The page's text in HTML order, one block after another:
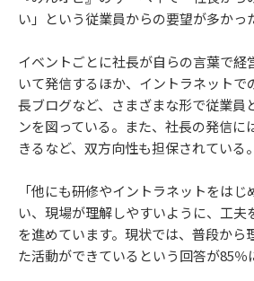
い」という従業員からの要望が多かっ
イベントごとに社長が自らの言葉で経
いて発信するほか、イントラネットで
長ブログなど、さまざまな形で従業員
ンを図っている。また、社長の発信に
きるなど、双方向性も担保されている。
「他にも研修やイントラネットをは
い、現場が理解しやすいように、工夫
を進めています。現状では、普段から
た活動ができているという回答が85％